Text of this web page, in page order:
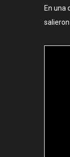
En una